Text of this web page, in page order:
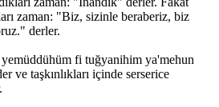
zaman: "Biz, sizinle beraberiz, biz
derler.
fi tuğyanihim ya'mehun
ve taşkınlıkları içinde serserice